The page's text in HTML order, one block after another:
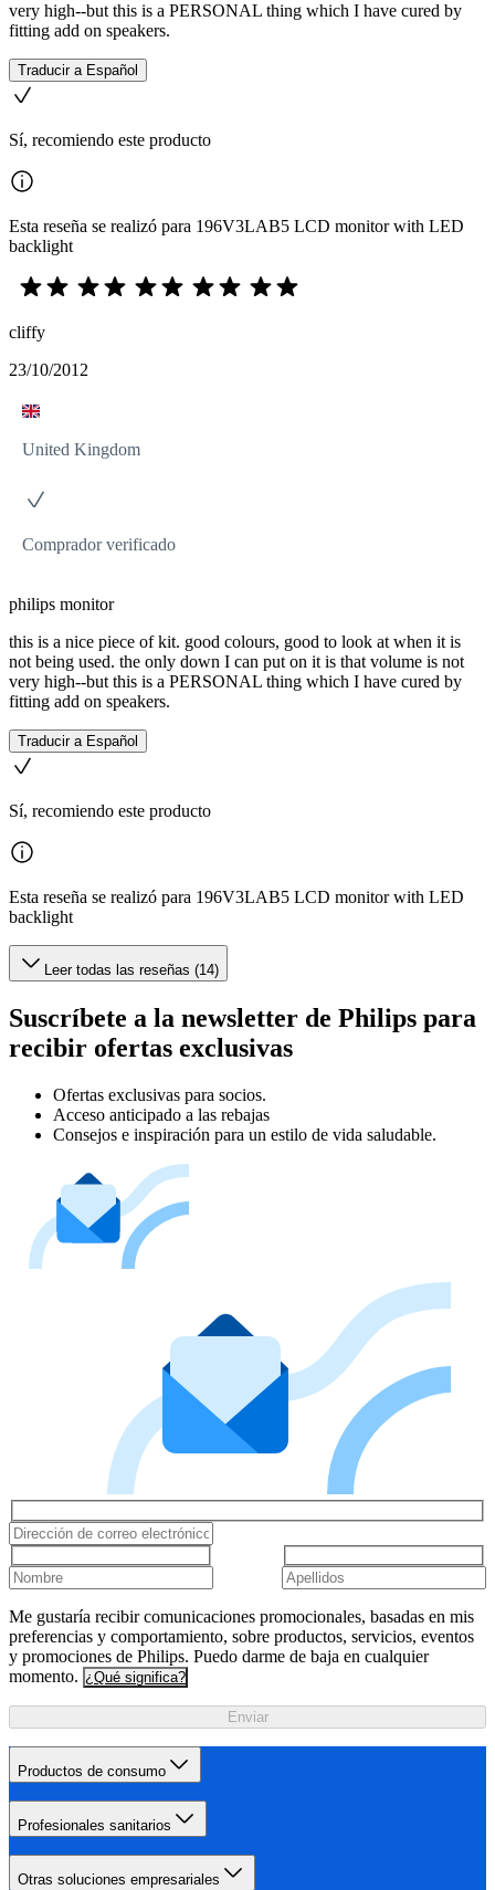
very high--but this is a PERSONAL thing which I have cured by
fitting add on speakers.
Traducir a Español
Sí, recomiendo este producto
Esta reseña se realizó para 196V3LAB5 LCD monitor with LED
backlight
cliffy
23/10/2012
United Kingdom
Comprador verificado
philips monitor
this is a nice piece of kit. good colours, good to look at when it is
not being used. the only down I can put on it is that volume is not
very high--but this is a PERSONAL thing which I have cured by
fitting add on speakers.
Traducir a Español
Sí, recomiendo este producto
Esta reseña se realizó para 196V3LAB5 LCD monitor with LED
backlight
Leer todas las reseñas (14)
Suscríbete a la newsletter de Philips para
recibir ofertas exclusivas
Ofertas exclusivas para socios.
Acceso anticipado a las rebajas
Consejos e inspiración para un estilo de vida saludable.
Me gustaría recibir comunicaciones promocionales, basadas en mis
preferencias y comportamiento, sobre productos, servicios, eventos
y promociones de Philips. Puedo darme de baja en cualquier
momento. ¿Qué significa?
Enviar
Productos de consumo
Profesionales sanitarios
Otras soluciones empresariales